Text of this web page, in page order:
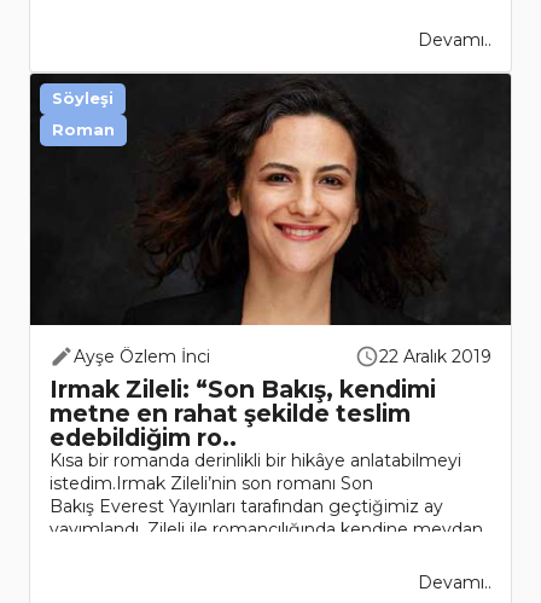
Devamı..
Ayşe Özlem İnci 22 Aralık 2019
Irmak Zileli: “Son Bakış, kendimi
metne en rahat şekilde teslim
edebildiğim ro..
Kısa bir romanda derinlikli bir hikâye anlatabilmeyi
istedim.Irmak Zileli’nin son romanı Son
Bakış Everest Yayınları tarafından geçtiğimiz ay
yayımlandı. Zileli ile romancılığında kendine meydan
Devamı..
Söyleşi
Roman